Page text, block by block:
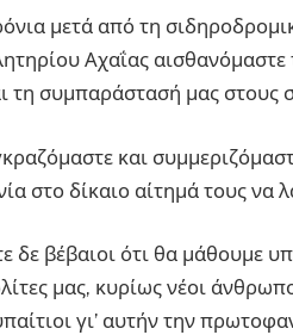
μετά από τη
Αχαΐας
τη συμπαράστασή μας στους
και
στο δίκαιο αίτημά τους να
δε βέβαιοι ότι θα μάθουμε
μας, κυρίως νέοι
γι’ αυτήν την